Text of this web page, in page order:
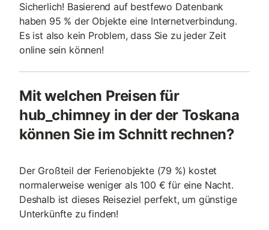
Sicherlich! Basierend auf bestfewo Datenbank
haben 95 % der Objekte eine Internetverbindung.
Es ist also kein Problem, dass Sie zu jeder Zeit
online sein können!
Mit welchen Preisen für
hub_chimney in der der Toskana
können Sie im Schnitt rechnen?
Der Großteil der Ferienobjekte (79 %) kostet
normalerweise weniger als 100 € für eine Nacht.
Deshalb ist dieses Reiseziel perfekt, um günstige
Unterkünfte zu finden!